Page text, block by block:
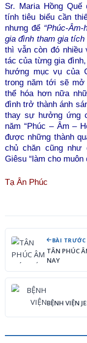
Sr. Maria Hồng
tính tiêu biểu cần
nhưng để “Phúc-
gia đình tham gia
thì vẫn còn đó
tác của từng gia
hướng mục vụ của
trong năm tới sẽ mở
thể hóa hơn nữa
đình trở thành ánh
thay sự hưởng ứng
năm “Phúc – Âm –
được những thành
chủ chăn cũng như
Giêsu “làm cho
Tạ Ân Phúc
BÀI TRƯỚC
TÂN PHÚC
NAY
BỆNH VIỆN